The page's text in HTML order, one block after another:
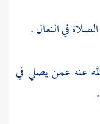
في النعال .
عنه عمن يصلي في